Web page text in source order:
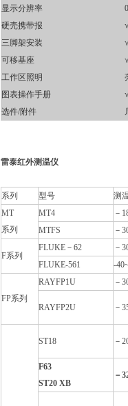
显示分辨率
硬壳携带报
三脚架安装
可移基座
工作区照明
图表操作手册
选件/附件
雷泰红外测温仪
系列 型号
测
MT
系列
MT4
－
MTFS
－
F系列
FLUKE －62
－
FLUKE-561
-
FP系列
RAYFP1U －
RAYFP2U －
ST18 －
F63
ST20 XB
－